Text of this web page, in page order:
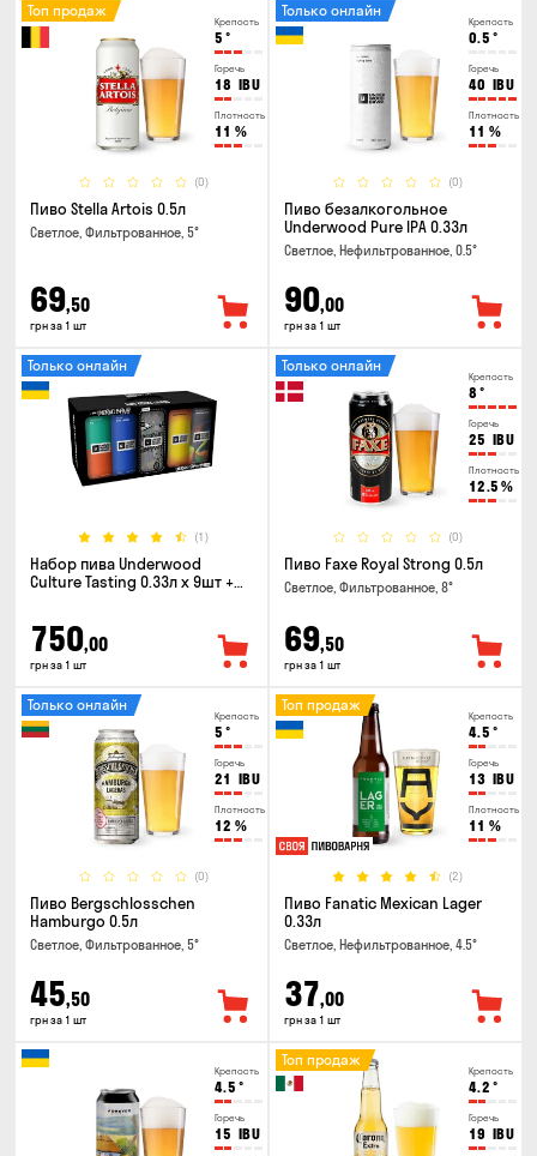
Крепость
5 °
Горечь
18 IBU
Плотность
11 %
(0)
Топ продаж
Пиво Stella Artois 0.5л
Светлое, Фильтрованное, 5°
69,50
грн за 1 шт
Крепость
0.5 °
Горечь
40 IBU
Плотность
11 %
(0)
Только онлайн
Пиво безалкогольное
Underwood Pure IPA 0.33л
Светлое, Нефильтрованное, 0.5°
90,00
грн за 1 шт
(1)
Только онлайн
Набор пива Underwood
Culture Tasting 0.33л x 9шт +
750,00
грн за 1 шт
Крепость
8 °
Горечь
25 IBU
Плотность
12.5 %
(0)
Только онлайн
Пиво Faxe Royal Strong 0.5л
Светлое, Фильтрованное, 8°
69,50
грн за 1 шт
Крепость
5 °
Горечь
21 IBU
Плотность
12 %
(0)
Только онлайн
Пиво Bergschlosschen
Hamburgo 0.5л
Светлое, Фильтрованное, 5°
45,50
грн за 1 шт
Крепость
4.5 °
Горечь
13 IBU
Плотность
11 %
(2)
Топ продаж
Пиво Fanatic Mexican Lager
0.33л
Светлое, Нефильтрованное, 4.5°
37,00
грн за 1 шт
Крепость
4.5 °
Горечь
15 IBU
Крепость
4.2 °
Горечь
19 IBU
Топ продаж